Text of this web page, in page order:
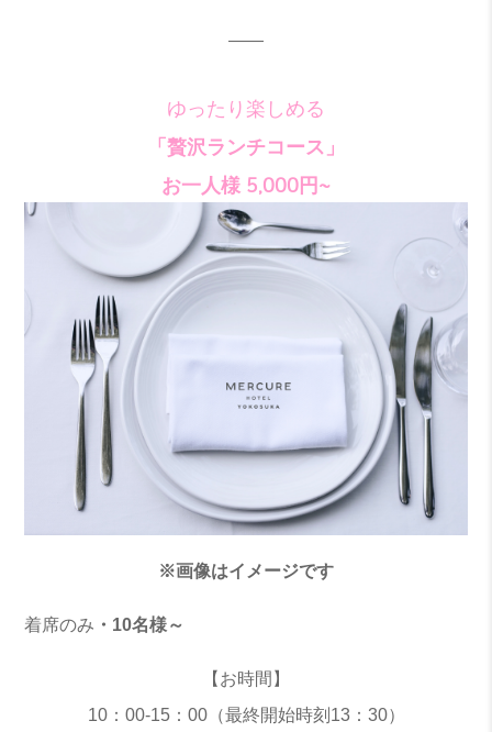
——
ゆったり楽しめる
「贅沢ランチコース」
お一人様 5,000円~
※画像はイメージです
着席のみ ・10名様～
【お時間】
10：00-15：00（最終開始時刻13：30）